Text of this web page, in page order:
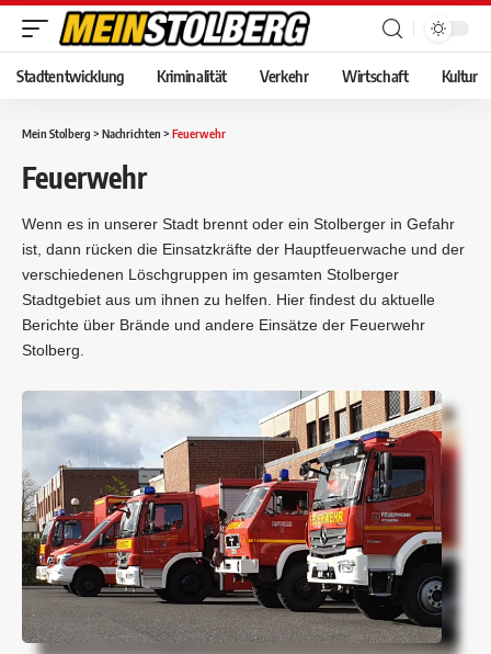
Stadtentwicklung Kriminalität Verkehr Wirtschaft Kultur
Mein Stolberg > Nachrichten > Feuerwehr
Feuerwehr
Wenn es in unserer Stadt brennt oder ein Stolberger in Gefahr
ist, dann rücken die Einsatzkräfte der Hauptfeuerwache und der
verschiedenen Löschgruppen im gesamten Stolberger
Stadtgebiet aus um ihnen zu helfen. Hier findest du aktuelle
Berichte über Brände und andere Einsätze der Feuerwehr
Stolberg.